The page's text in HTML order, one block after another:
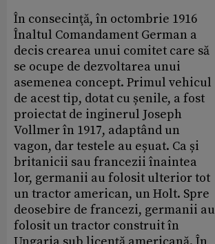
În consecinţă, în octombrie 1916
Înaltul Comandament German a
decis crearea unui comitet care să
se ocupe de dezvoltarea unui
asemenea concept. Primul vehicul
de acest tip, dotat cu șenile, a fost
proiectat de inginerul Joseph
Vollmer în 1917, adaptând un
vagon, dar testele au eșuat. Ca și
britanicii sau francezii înaintea
lor, germanii au folosit ulterior tot
un tractor american, un Holt. Spre
deosebire de francezi, germanii au
folosit un tractor construit în